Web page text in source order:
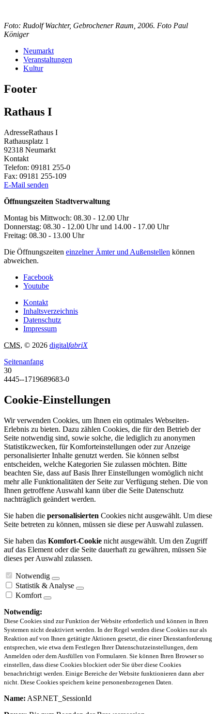
Foto: Rudolf Wachter, Gebrochener Raum, 2006. Foto Paul
Königer
Neumarkt
Veranstaltungen
Kultur
Footer
Rathaus I
AdresseRathaus I
Rathausplatz 1
92318 Neumarkt
Kontakt
Telefon: 09181 255-0
Fax: 09181 255-109
E-Mail senden
Öffnungszeiten Stadtverwaltung
Montag bis Mittwoch: 08.30 - 12.00 Uhr
Donnerstag: 08.30 - 12.00 Uhr und 14.00 - 17.00 Uhr
Freitag: 08.30 - 13.00 Uhr
Die Öffnungszeiten einzelner Ämter und Außenstellen können
abweichen.
Facebook
Youtube
Kontakt
Inhaltsverzeichnis
Datenschutz
Impressum
CMS, © 2026 digitalfabriX
Seitenanfang
30
4445--1719689683-0
Cookie-Einstellungen
Wir verwenden Cookies, um Ihnen ein optimales Webseiten-
Erlebnis zu bieten. Dazu zählen Cookies, die für den Betrieb der
Seite notwendig sind, sowie solche, die lediglich zu anonymen
Statistikzwecken, für Komforteinstellungen oder zur Anzeige
personalisierter Inhalte genutzt werden. Sie können selbst
entscheiden, welche Kategorien Sie zulassen möchten. Bitte
beachten Sie, dass auf Basis Ihrer Einstellungen womöglich nicht
mehr alle Funktionalitäten der Seite zur Verfügung stehen. Die von
Ihnen getroffene Auswahl kann über die Seite Datenschutz
nachträglich geändert werden.
Sie haben die personalisierten Cookies nicht ausgewählt. Um diese
Seite betreten zu können, müssen sie diese per Auswahl zulassen.
Sie haben das Komfort-Cookie nicht ausgewählt. Um den Zugriff
auf das Element oder die Seite dauerhaft zu gewähren, müssen Sie
dieses per Auswahl zulassen.
Notwendig
Statistik & Analyse
Komfort
Notwendig:
Diese Cookies sind zur Funktion der Website erforderlich und können in Ihren
Systemen nicht deaktiviert werden. In der Regel werden diese Cookies nur als
Reaktion auf von Ihnen getätigte Aktionen gesetzt, die einer Dienstanforderung
entsprechen, wie etwa dem Festlegen Ihrer Datenschutzeinstellungen, dem
Anmelden oder dem Ausfüllen von Formularen. Sie können Ihren Browser so
einstellen, dass diese Cookies blockiert oder Sie über diese Cookies
benachrichtigt werden. Einige Bereiche der Website funktionieren dann aber
nicht. Diese Cookies speichern keine personenbezogenen Daten.
Name: ASP.NET_SessionId